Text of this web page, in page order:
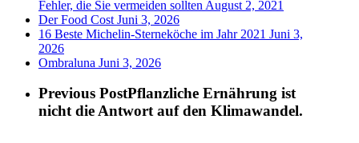
Fehler, die Sie vermeiden sollten August 2, 2021
Der Food Cost Juni 3, 2026
16 Beste Michelin-Sterneköche im Jahr 2021 Juni 3,
2026
Ombraluna Juni 3, 2026
Previous PostPflanzliche Ernährung ist
nicht die Antwort auf den Klimawandel.